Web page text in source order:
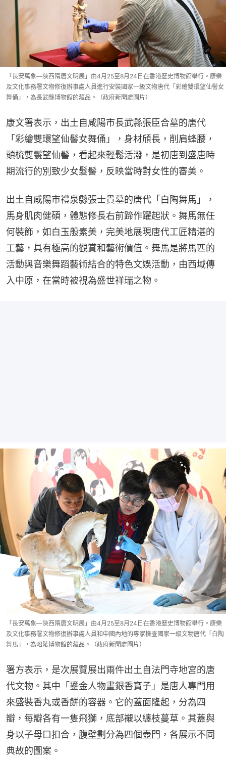
「長安萬象—陝西隋唐文明展」由4月25至8月24日在香港歷史博物館舉行。康樂
及文化事務署文物修復辦事處人員進行安裝國家一級文物唐代「彩繪雙環望仙髻女
舞俑」，為長武縣博物館的藏品。（政府新聞處圖片）
康文署表示，出土自咸陽市長武縣張臣合墓的唐代
「彩繪雙環望仙髻女舞俑」，身材頎長，削肩蜂腰，
頭梳雙鬟望仙髻，看起來輕鬆活潑，是初唐到盛唐時
期流行的別致少女髮髻，反映當時對女性的審美。
出土自咸陽市禮泉縣張士貴墓的唐代「白陶舞馬」，
馬身肌肉健碩，體態修長右前蹄作躍起狀。舞馬無任
何裝飾，如白玉般素美，完美地展現唐代工匠精湛的
工藝，具有極高的觀賞和藝術價值。舞馬是將馬匹的
活動與音樂舞蹈藝術結合的特色文娛活動，由西域傳
入中原，在當時被視為盛世祥瑞之物。
「長安萬象—陝西隋唐文明展」由4月25至8月24日在香港歷史博物館舉行。康樂
及文化事務署文物修復辦事處人員和中國內地的專家檢查國家一級文物唐代「白陶
舞馬」，為昭陵博物館的藏品。（政府新聞處圖片）
署方表示，是次展覽展出兩件出土自法門寺地宮的唐
代文物。其中「鎏金人物畫銀香寶子」是唐人專門用
來盛裝香丸或香餅的容器。它的蓋面隆起，分為四
瓣，每瓣各有一隻飛獅，底部襯以纏枝蔓草。其蓋與
身以子母口扣合，腹壁劃分為四個壺門，各展示不同
典故的圖案。